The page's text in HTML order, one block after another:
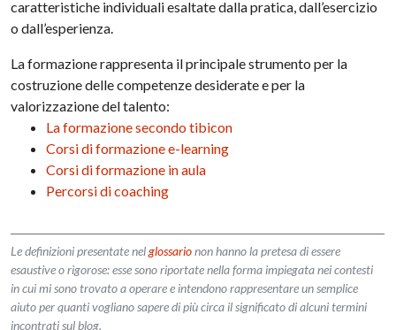
caratteristiche individuali esaltate dalla pratica, dall’esercizio
o dall’esperienza.
La formazione rappresenta il principale strumento per la
costruzione delle competenze desiderate e per la
valorizzazione del talento:
La formazione secondo tibicon
Corsi di formazione e-learning
Corsi di formazione in aula
Percorsi di coaching
Le definizioni presentate nelglossarionon hanno la pretesa di essere
esaustive o rigorose: esse sono riportate nella forma impiegata nei contesti
in cui mi sono trovato a operare e intendono rappresentare un semplice
aiuto per quanti vogliano sapere di più circa il significato di alcuni termini
incontrati sul blog.